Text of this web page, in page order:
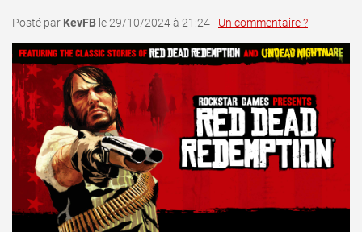
Posté par KevFB le 29/10/2024 à 21:24 - Un commentaire ?